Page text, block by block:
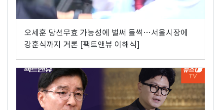
오세훈 당선무효 가능성에 벌써 들썩…서울시장에
강훈식까지 거론 [팩트앤뷰 이해식]